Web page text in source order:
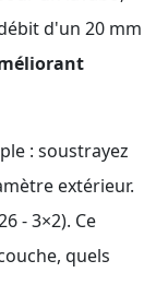
d'un 20 mm
: soustrayez
extérieur.
- 3×2). Ce
quels